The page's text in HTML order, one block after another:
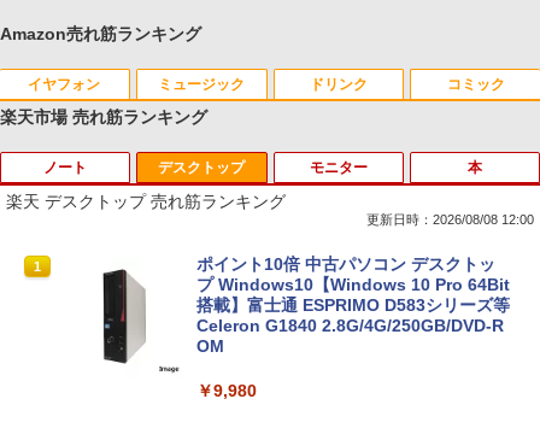
Amazon売れ筋ランキング
イヤフォン
Anker Soundcore P40i オフホワイト
￥7,990
Anker Soundcore P31i ブラック
ミュージック
BRUCE WAYNE feat. Flo Milli, ATL Jacob
[Explicit]
BRUCE WAYNE feat. Flo Milli, ATL Jacob
[Explicit]
￥250
ドリンク
by Amazon 天然水 ラベルレス 500ml ×24本
富士山の天然水 バナジウム含有 水 ミネラル
ウォーター ペットボトル 静岡県産 500ミリリ
￥1,380
【Amazon.co.jp限定】 い・ろ・は・す 2L P
コミック
薬屋のひとりごと 17巻 (デジタル版ビッグガ
ンガンコミックス)
異世界居酒屋「のぶ」(22) (角川コミックス・
エース)
￥832
楽天市場 売れ筋ランキング
ノート
1
【ノートPC用】【あんしん3ヶ月に延長
保証】通常付属している30日の保証期間
が3ヶ月に延長されます。【単品購入・併
用不可※レビューキャンペーンは除く /
ノートパソコン専用】
￥1,000
デスクトップ
楽天 デスクトップ 売れ筋ランキング
更新日時：2026/08/08 12:00
1
ポイント10倍 中古パソコン デスクトッ
プ Windows10【Windows 10 Pro 64Bit
搭載】富士通 ESPRIMO D583シリーズ等
Celeron G1840 2.8G/4G/250GB/DVD-R
OM
￥9,980
モニター 本